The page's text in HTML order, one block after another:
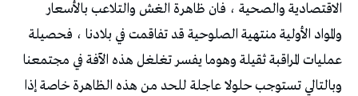
الاقتصادية والصحية ، فان ظاهرة الغش والتلاعب بالأسعار
والمواد الأولية منتهية الصلوحية قد تفاقمت في بلادنا ، فحصيلة
عمليات المراقبة ثقيلة وهوما يفسر تغلغل هذه الآفة في مجتمعنا
وبالتالي تستوجب حلولا عاجلة للحد من هذه الظاهرة خاصة إذا